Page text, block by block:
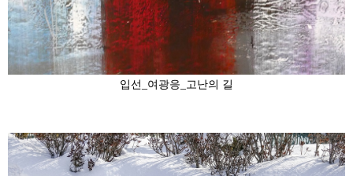
입선_여광응_고난의 길